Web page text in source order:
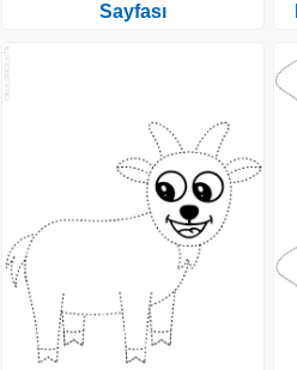
Sayfası